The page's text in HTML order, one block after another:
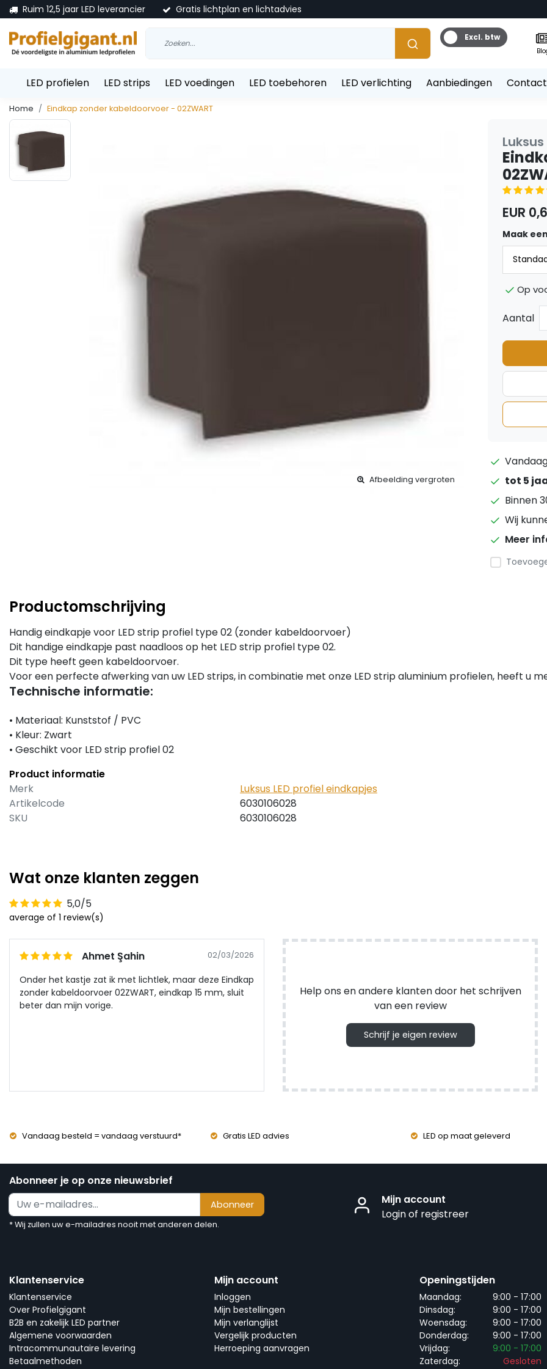
Ruim 12,5 jaar LED leverancier Gratis lichtplan en lichtadvies
Excl. btw
LED profielen LED strips LED voedingen LED toebehoren LED verlichting Aanbiedingen
Home Eindkap zonder kabeldoorvoer - 02ZWART
Afbeelding vergroten
EUR
Maak
Op
Aantal
tot 5
Binnen
Wij
Meer
Productomschrijving
Handig eindkapje voor LED strip profiel type 02 (zonder kabeldoorvoer)
Dit handige eindkapje past naadloos op het LED strip profiel type 02.
Dit type heeft geen kabeldoorvoer.
Voor een perfecte afwerking van uw LED strips, in combinatie met onze LED strip aluminium profielen, heeft u
Technische informatie:
• Materiaal: Kunststof / PVC
• Kleur: Zwart
• Geschikt voor LED strip profiel 02
Product informatie
Merk
Luksus LED profiel eindkapjes
Artikelcode
6030106028
SKU
6030106028
Wat onze klanten zeggen
5,0/5
average of 1 review(s)
Ahmet Şahin 02/03/2026
Onder het kastje zat ik met lichtlek, maar deze Eindkap
zonder kabeldoorvoer 02ZWART, eindkap 15 mm, sluit
beter dan mijn vorige.
Help ons en andere klanten door het schrijven
van een review
Schrijf je eigen review
Vandaag besteld = vandaag verstuurd* Gratis LED advies LED op maat geleverd
Abonneer je op onze nieuwsbrief
Abonneer
* Wij zullen uw e-mailadres nooit met anderen delen.
Mijn account
Login of registreer
Klantenservice
Klantenservice
Over Profielgigant
B2B en zakelijk LED partner
Algemene voorwaarden
Intracommunautaire levering
Betaalmethoden
Mijn account
Inloggen
Mijn bestellingen
Mijn verlanglijst
Vergelijk producten
Herroeping aanvragen
Openingstijden
Maandag:
9:00 - 17:00
Dinsdag:
9:00 - 17:00
Woensdag:
9:00 - 17:00
Donderdag:
9:00 - 17:00
Vrijdag:
9:00 - 17:00
Zaterdag:
Gesloten